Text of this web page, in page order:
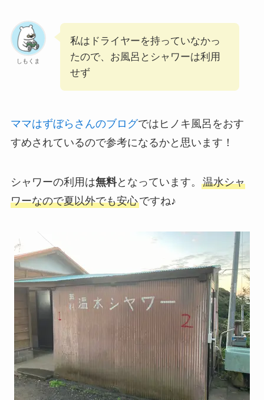
しもくま
私はドライヤーを持っていなかっ
たので、お風呂とシャワーは利用
せず
ママはずぼらさんのブログではヒノキ風呂をおす
すめされているので参考になるかと思います！
シャワーの利用は無料となっています。 温水シャ
ワーなので夏以外でも安心ですね♪